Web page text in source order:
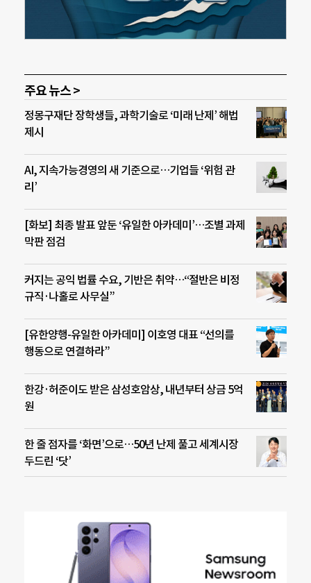
주요 뉴스 >
정몽구재단 장학생들, 과학기술로 ‘미래 난제’ 해법
제시
AI, 지속가능경영의 새 기준으로…기업들 ‘위험 관
리’
[화보] 최종 발표 앞둔 ‘유일한 아카데미’…조별 과제
막판 점검
커지는 공익 법률 수요, 기반은 취약…“절반은 비정
규직·나홀로 사무실”
[유한양행-유일한 아카데미] 이호영 대표 “선의를
행동으로 연결하라”
한강·허준이도 받은 삼성호암상, 내년부터 상금 5억
원
한 줄 점자를 ‘화면’으로…50년 난제 풀고 세계시장
두드린 ‘닷’